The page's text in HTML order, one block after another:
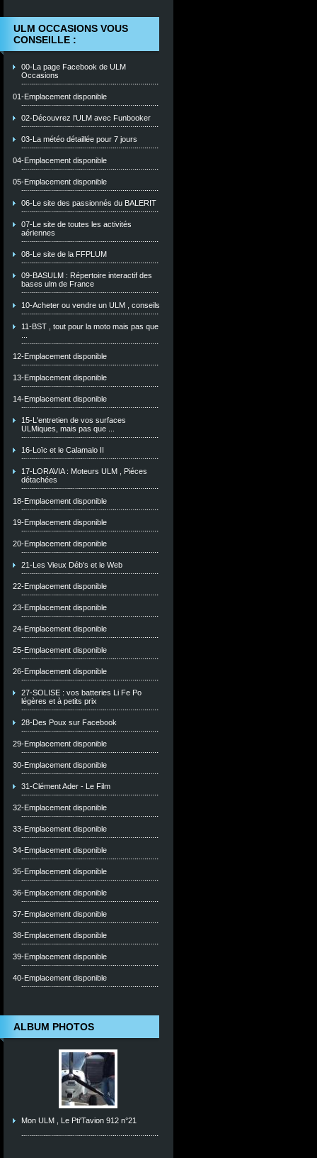
ULM OCCASIONS VOUS
CONSEILLE :
00-La page Facebook de ULM
Occasions
01-Emplacement disponible
02-Découvrez l'ULM avec Funbooker
03-La météo détaillée pour 7 jours
04-Emplacement disponible
05-Emplacement disponible
06-Le site des passionnés du BALERIT
07-Le site de toutes les activités
aériennes
08-Le site de la FFPLUM
09-BASULM : Répertoire interactif des
bases ulm de France
10-Acheter ou vendre un ULM , conseils
11-BST , tout pour la moto mais pas que
12-Emplacement disponible
13-Emplacement disponible
14-Emplacement disponible
15-L'entretien de vos surfaces
ULMiques, mais pas que ...
16-Loïc et le Calamalo II
17-LORAVIA : Moteurs ULM , Piéces
détachées
18-Emplacement disponible
19-Emplacement disponible
20-Emplacement disponible
21-Les Vieux Déb's et le Web
22-Emplacement disponible
23-Emplacement disponible
24-Emplacement disponible
25-Emplacement disponible
26-Emplacement disponible
27-SOLISE : vos batteries Li Fe Po
légères et à petits prix
28-Des Poux sur Facebook
29-Emplacement disponible
30-Emplacement disponible
31-Clément Ader - Le Film
32-Emplacement disponible
33-Emplacement disponible
34-Emplacement disponible
35-Emplacement disponible
36-Emplacement disponible
37-Emplacement disponible
38-Emplacement disponible
39-Emplacement disponible
40-Emplacement disponible
ALBUM PHOTOS
Mon ULM , Le Pti'Tavion 912 n°21